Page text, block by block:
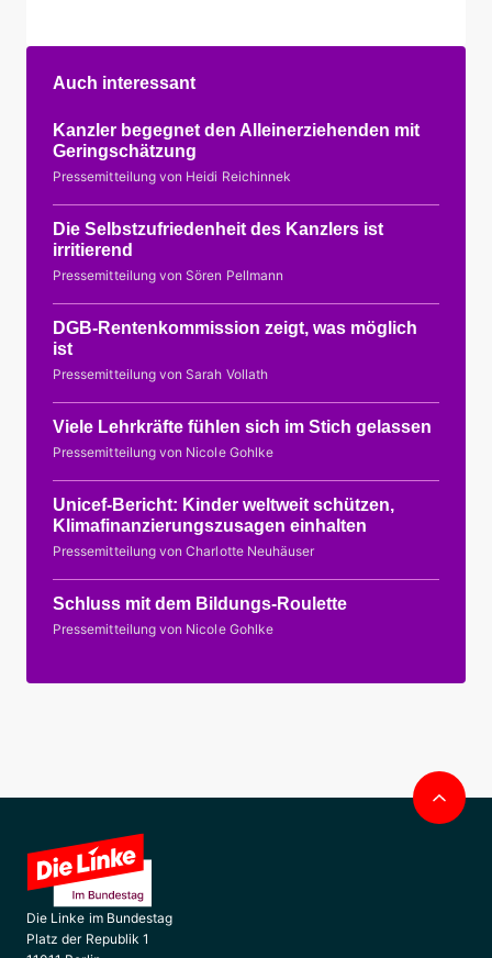
Auch interessant
Kanzler begegnet den Alleinerziehenden mit
Geringschätzung
Pressemitteilung von Heidi Reichinnek
Die Selbstzufriedenheit des Kanzlers ist
irritierend
Pressemitteilung von Sören Pellmann
DGB-Rentenkommission zeigt, was möglich
ist
Pressemitteilung von Sarah Vollath
Viele Lehrkräfte fühlen sich im Stich gelassen
Pressemitteilung von Nicole Gohlke
Unicef-Bericht: Kinder weltweit schützen,
Klimafinanzierungszusagen einhalten
Pressemitteilung von Charlotte Neuhäuser
Schluss mit dem Bildungs-Roulette
Pressemitteilung von Nicole Gohlke
Die Linke im Bundestag
Platz der Republik 1